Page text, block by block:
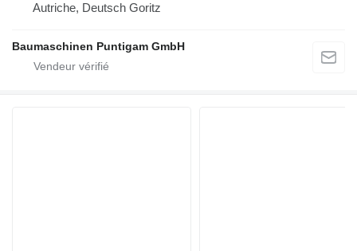
Autriche, Deutsch Goritz
Baumaschinen Puntigam GmbH